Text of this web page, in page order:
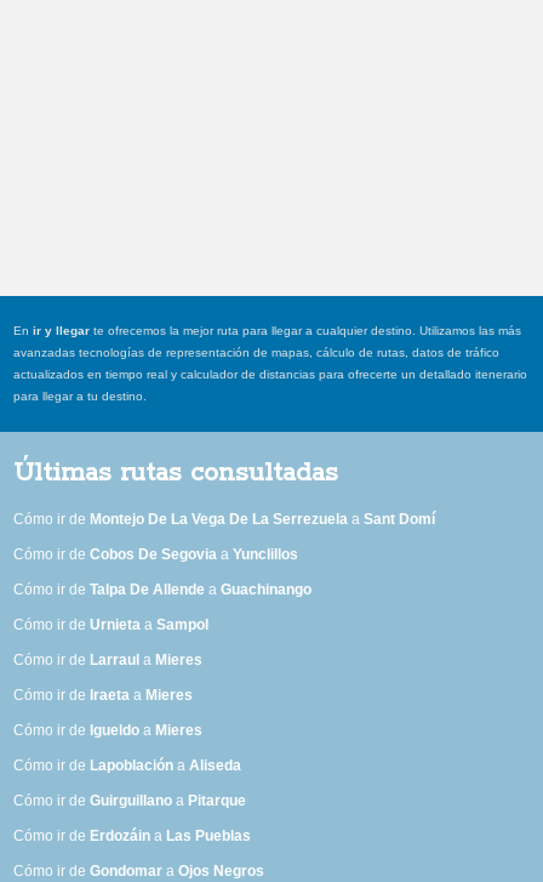
Enir y llegar te ofrecemos la mejor ruta para llegar a cualquier destino. Utilizamos las más
avanzadas tecnologías de representación de mapas, cálculo de rutas, datos de tráfico
actualizados en tiempo real y calculador de distancias para ofrecerte un detallado itenerario
para llegar a tu destino.
Últimas rutas consultadas
Cómo ir de Montejo De La Vega De La Serrezuela aSant Domí
Cómo ir deCobos De Segovia aYunclillos
Cómo ir deTalpa De Allende aGuachinango
Cómo ir deUrnieta aSampol
Cómo ir de Larraul a Mieres
Cómo ir de Iraeta a Mieres
Cómo ir de Igueldo a Mieres
Cómo ir de Lapoblación aAliseda
Cómo ir deGuirguillano a Pitarque
Cómo ir de Erdozáin a Las Pueblas
Cómo ir deGondomar aOjos Negros